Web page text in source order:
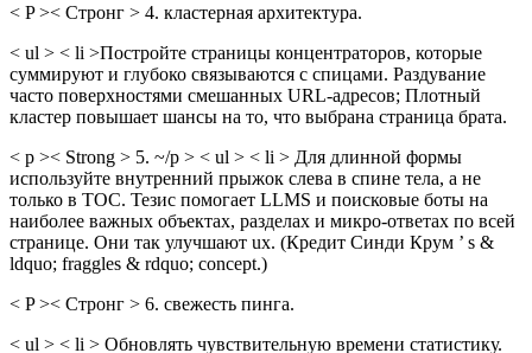
< P >< Стронг > 4. кластерная архитектура.
< ul > < li >Постройте страницы концентраторов, которые
суммируют и глубоко связываются с спицами. Раздувание
часто поверхностями смешанных URL-адресов; Плотный
кластер повышает шансы на то, что выбрана страница брата.
< p >< Strong > 5. ~/p > < ul > < li > Для длинной формы
используйте внутренний прыжок слева в спине тела, а не
только в TOC. Тезис помогает LLMS и поисковые боты на
наиболее важных объектах, разделах и микро-ответах по всей
странице. Они так улучшают ux. (Кредит Синди Крум ’ s &
ldquo; fraggles & rdquo; concept.)
< P >< Стронг > 6. свежесть пинга.
< ul > < li > Обновлять чувствительную времени статистику.